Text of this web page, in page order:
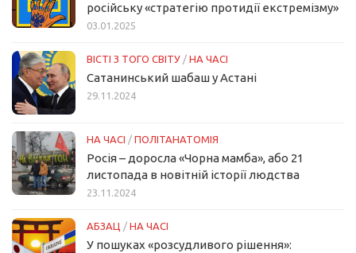
російську «стратегію протидії екстремізму»
03.01.2025
ВІСТІ З ТОГО СВІТУ / НА ЧАСІ
Сатанинський шабаш у Астані
29.11.2024
НА ЧАСІ / ПОЛІТАНАТОМІЯ
Росія – доросла «Чорна мамба», або 21
листопада в новітній історії людства
23.11.2024
АБЗАЦ / НА ЧАСІ
У пошуках «розсудливого рішення»: